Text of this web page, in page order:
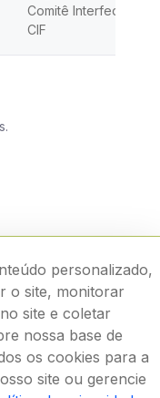
Comitê
CIF
personalizado,
o site, monitorar
site e coletar
nossa base de
os cookies para a
site ou gerencie